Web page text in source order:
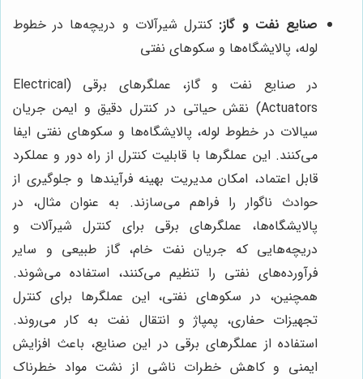
صنایع نفت و گاز: کنترل شیرآلات و دریچه‌ها در خطوط
لوله، پالایشگاه‌ها و سکوهای نفتی
در صنایع نفت و گاز، عملگرهای برقی (Electrical
Actuators) نقش حیاتی در کنترل دقیق و ایمن جریان
سیالات در خطوط لوله، پالایشگاه‌ها و سکوهای نفتی ایفا
می‌کنند. این عملگرها با قابلیت کنترل از راه دور و عملکرد
قابل اعتماد، امکان مدیریت بهینه فرآیندها و جلوگیری از
حوادث ناگوار را فراهم می‌سازند. به عنوان مثال، در
پالایشگاه‌ها، عملگرهای برقی برای کنترل شیرآلات و
دریچه‌هایی که جریان نفت خام، گاز طبیعی و سایر
فرآورده‌های نفتی را تنظیم می‌کنند، استفاده می‌شوند.
همچنین، در سکوهای نفتی، این عملگرها برای کنترل
تجهیزات حفاری، پمپاژ و انتقال نفت به کار می‌روند.
استفاده از عملگرهای برقی در این صنایع، باعث افزایش
ایمنی و کاهش خطرات ناشی از نشت مواد خطرناک